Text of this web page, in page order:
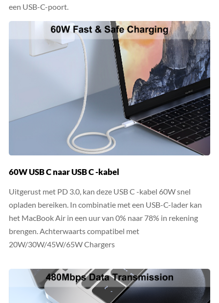
een USB-C-poort.
60W USB C naar USB C -kabel
Uitgerust met PD 3.0, kan deze USB C -kabel 60W snel
opladen bereiken. In combinatie met een USB-C-lader kan
het MacBook Air in een uur van 0% naar 78% in rekening
brengen. Achterwaarts compatibel met
20W/30W/45W/65W Chargers